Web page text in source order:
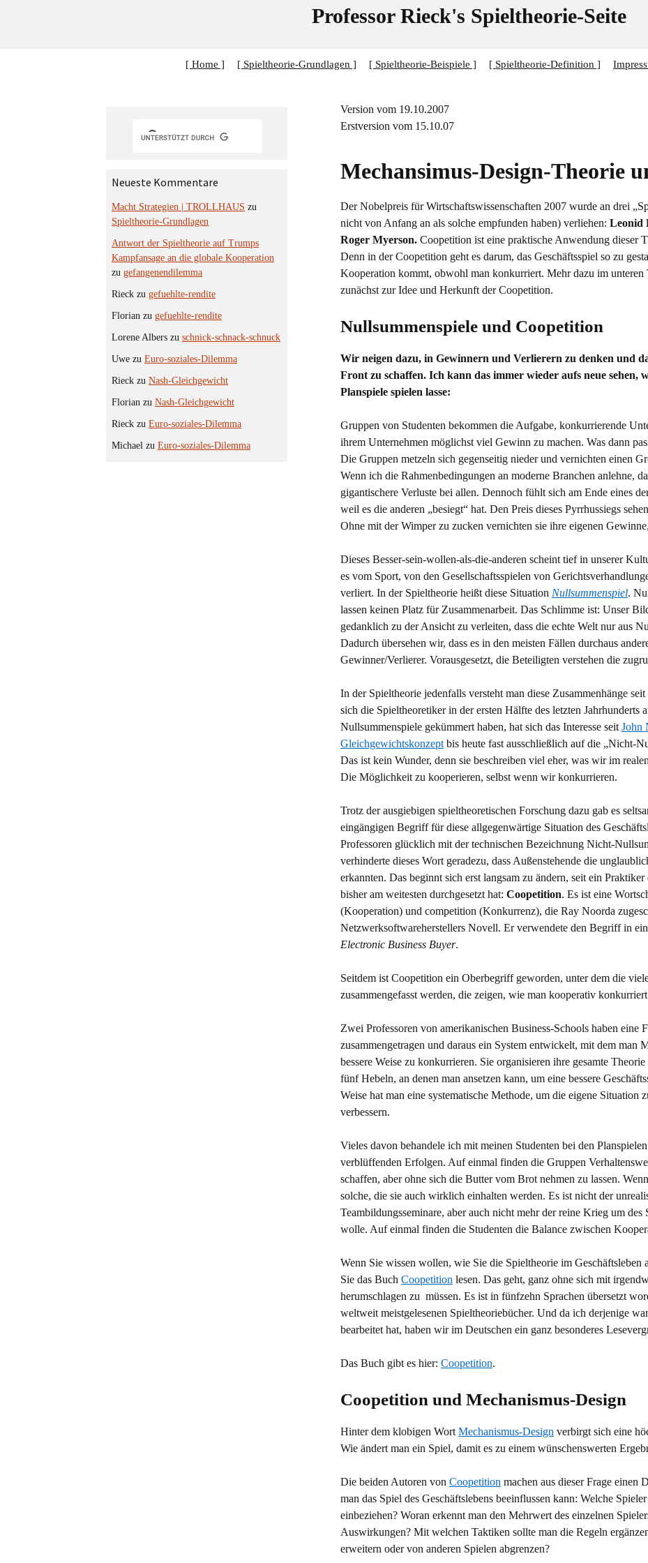
Professor Rieck's Spieltheorie-Seite
Inhalt
[ Home ] [ Spieltheorie-Grundlagen ] [ Spieltheorie-Beispiele ] [ Spieltheorie-Definition ]
Version vom 19.10.2007
Erstversion vom 15.10.07
Mechansimus-Design-Theorie
Der Nobelpreis für Wirtschaftswissenschaften 2007 wurde an drei
nicht von Anfang an als solche empfunden haben) verliehen: Leonid
Roger Myerson. Coopetition ist eine praktische Anwendung dieser
Denn in der Coopetition geht es darum, das Geschäftsspiel so zu
Kooperation kommt, obwohl man konkurriert. Mehr dazu im unteren
zunächst zur Idee und Herkunft der Coopetition.
Nullsummenspiele und Coopetition
Wir neigen dazu, in Gewinnern und Verlierern zu denken und
Front zu schaffen. Ich kann das immer wieder aufs neue sehen,
Planspiele spielen lasse:
Gruppen von Studenten bekommen die Aufgabe, konkurrierende
ihrem Unternehmen möglichst viel Gewinn zu machen. Was dann
Die Gruppen metzeln sich gegenseitig nieder und vernichten einen
Wenn ich die Rahmenbedingungen an moderne Branchen anlehne,
gigantischere Verluste bei allen. Dennoch fühlt sich am Ende eines
weil es die anderen „besiegt“ hat. Den Preis dieses Pyrrhussiegs
Ohne mit der Wimper zu zucken vernichten sie ihre eigenen
Dieses Besser-sein-wollen-als-die-anderen scheint tief in unserer
es vom Sport, von den Gesellschaftsspielen von
verliert. In der Spieltheorie heißt diese Situation Nullsummenspiel.
lassen keinen Platz für Zusammenarbeit. Das Schlimme ist: Unser
gedanklich zu der Ansicht zu verleiten, dass die echte Welt nur aus
Dadurch übersehen wir, dass es in den meisten Fällen durchaus
Gewinner/Verlierer. Vorausgesetzt, die Beteiligten verstehen die
In der Spieltheorie jedenfalls versteht man diese Zusammenhänge
sich die Spieltheoretiker in der ersten Hälfte des letzten Jahrhunderts
Nullsummenspiele gekümmert haben, hat sich das Interesse seit John
Gleichgewichtskonzept bis heute fast ausschließlich auf die „Nicht-
Das ist kein Wunder, denn sie beschreiben viel eher, was wir im
Die Möglichkeit zu kooperieren, selbst wenn wir konkurrieren.
Trotz der ausgiebigen spieltheoretischen Forschung dazu gab es
eingängigen Begriff für diese allgegenwärtige Situation des
Professoren glücklich mit der technischen Bezeichnung Nicht-
verhinderte dieses Wort geradezu, dass Außenstehende die
erkannten. Das beginnt sich erst langsam zu ändern, seit ein
bisher am weitesten durchgesetzt hat: Coopetition. Es ist eine
(Kooperation) und competition (Konkurrenz), die Ray Noorda
Netzwerksoftwareherstellers Novell. Er verwendete den Begriff in
Electronic Business Buyer.
Seitdem ist Coopetition ein Oberbegriff geworden, unter dem die
zusammengefasst werden, die zeigen, wie man kooperativ
Zwei Professoren von amerikanischen Business-Schools haben eine
zusammengetragen und daraus ein System entwickelt, mit dem man
bessere Weise zu konkurrieren. Sie organisieren ihre gesamte
fünf Hebeln, an denen man ansetzen kann, um eine bessere
Weise hat man eine systematische Methode, um die eigene Situation
verbessern.
Vieles davon behandele ich mit meinen Studenten bei den
verblüffenden Erfolgen. Auf einmal finden die Gruppen
schaffen, aber ohne sich die Butter vom Brot nehmen zu lassen.
solche, die sie auch wirklich einhalten werden. Es ist nicht der
Teambildungsseminare, aber auch nicht mehr der reine Krieg um des
wolle. Auf einmal finden die Studenten die Balance zwischen
Wenn Sie wissen wollen, wie Sie die Spieltheorie im Geschäftsleben
Sie das Buch Coopetition lesen. Das geht, ganz ohne sich mit
herumschlagen zu müssen. Es ist in fünfzehn Sprachen übersetzt
weltweit meistgelesenen Spieltheoriebücher. Und da ich derjenige
bearbeitet hat, haben wir im Deutschen ein ganz besonderes
Das Buch gibt es hier: Coopetition.
Coopetition und Mechanismus-Design
Hinter dem klobigen Wort Mechanismus-Design verbirgt sich eine
Wie ändert man ein Spiel, damit es zu einem wünschenswerten
Die beiden Autoren von Coopetition machen aus dieser Frage einen
man das Spiel des Geschäftslebens beeinflussen kann: Welche
einbeziehen? Woran erkennt man den Mehrwert des einzelnen
Auswirkungen? Mit welchen Taktiken sollte man die Regeln
erweitern oder von anderen Spielen abgrenzen?
Neueste Kommentare
Macht Strategien | TROLLHAUS zu
Spieltheorie-Grundlagen
Antwort der Spieltheorie auf Trumps
Kampfansage an die globale Kooperation
zu gefangenendilemma
Rieck zu gefuehlte-rendite
Florian zu gefuehlte-rendite
Lorene Albers zu schnick-schnack-schnuck
Uwe zu Euro-soziales-Dilemma
Rieck zu Nash-Gleichgewicht
Florian zu Nash-Gleichgewicht
Rieck zu Euro-soziales-Dilemma
Michael zu Euro-soziales-Dilemma